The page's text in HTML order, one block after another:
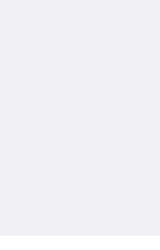
входом и
на Кремль.
отделкой